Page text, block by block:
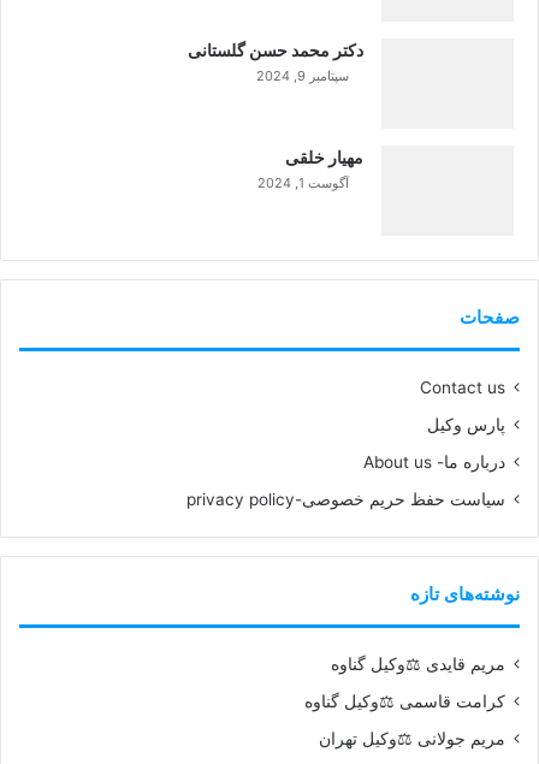
دکتر محمد حسن گلستانی
سپتامبر 9, 2024
مهیار خلقی
آگوست 1, 2024
صفحات
Contact us
پارس وکیل
درباره ما- About us
سیاست حفظ حریم خصوصی-privacy policy
نوشته‌های تازه
مریم قایدی ⚖️وکیل گناوه
کرامت قاسمی ⚖️وکیل گناوه
مریم جولانی ⚖️وکیل تهران